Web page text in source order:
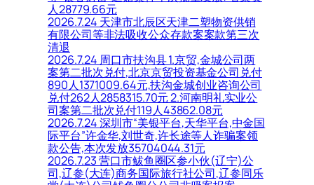
人28779.66元
2026.7.24 天津市北辰区天津二塑物资供销
有限公司等非法吸收公众存款案案款第三次
清退
2026.7.24 周口市扶沟县 1.京贸,金城公司两
案第二批次兑付,北京京贸投资基金公司兑付
890人1371009.64元,扶沟金城创业咨询公司
兑付262人2858315.70元 2.河南明礼实业公
司案第二批次兑付119人43862.08元
2026.7.24 深圳市“美银平台,天华平台,中金国
际平台”许金华,刘世奇,许长途等人诈骗案领
款公告,本次发放35704044.31元
2026.7.23 营口市鲅鱼圈区参小伙(辽宁)公
司,辽参(大连)商务国际旅行社公司,辽参同乐